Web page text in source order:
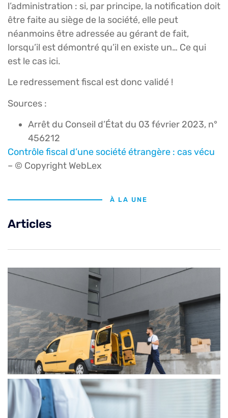
l’administration : si, par principe, la notification doit
être faite au siège de la société, elle peut
néanmoins être adressée au gérant de fait,
lorsqu’il est démontré qu’il en existe un… Ce qui
est le cas ici.
Le redressement fiscal est donc validé !
Sources :
Arrêt du Conseil d’État du 03 février 2023, n°
456212
Contrôle fiscal d’une société étrangère : cas vécu
– © Copyright WebLex
À LA UNE
Articles